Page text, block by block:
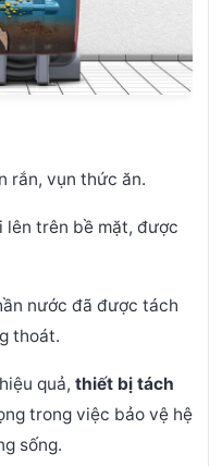
rắn, vụn thức ăn.
lên trên bề mặt, được
nước đã được tách
thoát.
quả, thiết bị tách
trong việc bảo vệ hệ
sống.